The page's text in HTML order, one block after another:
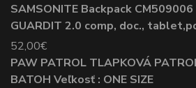
SAMSONITE Backpack
GUARDIT 2.0 comp, doc.,
52,00€
PAW PATROL TLAPKOVÁ
BATOH Veľkosť : ONE SIZE